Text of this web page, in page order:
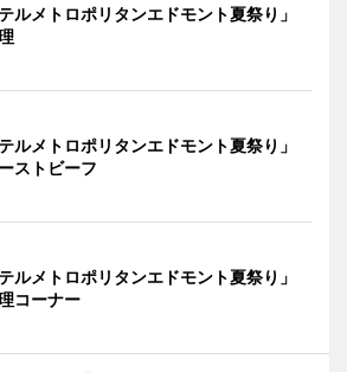
テルメトロポリタンエドモント夏祭り」
テルメトロポリタンエドモント夏祭り」
ストビーフ
テルメトロポリタンエドモント夏祭り」
コーナー